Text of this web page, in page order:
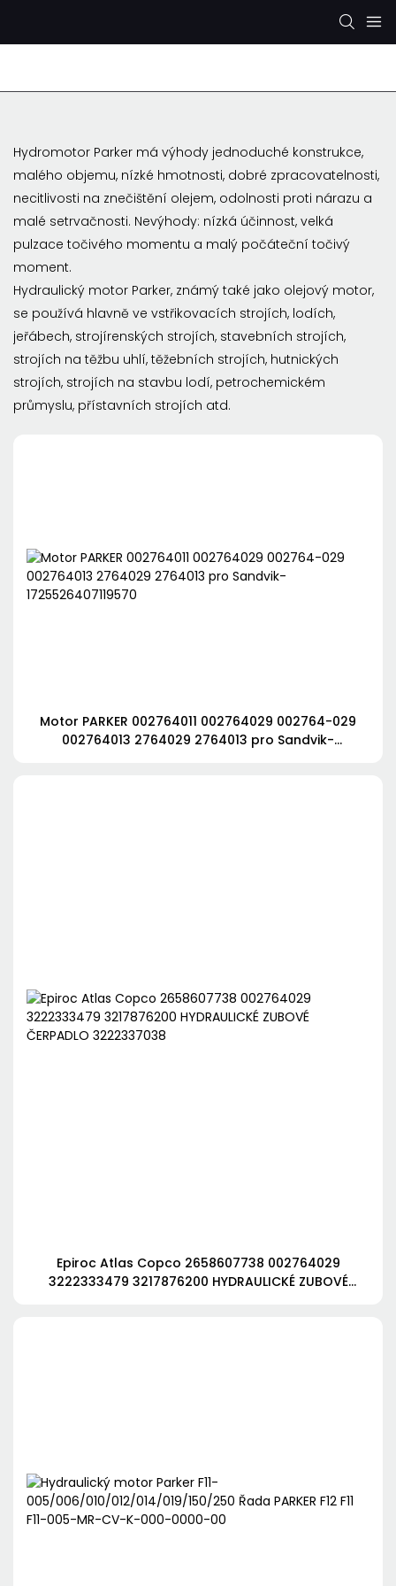
Hydromotor Parker má výhody jednoduché konstrukce,
malého objemu, nízké hmotnosti, dobré zpracovatelnosti,
necitlivosti na znečištění olejem, odolnosti proti nárazu a
malé setrvačnosti. Nevýhody: nízká účinnost, velká
pulzace točivého momentu a malý počáteční točivý
moment.
Hydraulický motor Parker, známý také jako olejový motor,
se používá hlavně ve vstřikovacích strojích, lodích,
jeřábech, strojírenských strojích, stavebních strojích,
strojích na těžbu uhlí, těžebních strojích, hutnických
strojích, strojích na stavbu lodí, petrochemickém
průmyslu, přístavních strojích atd.
Motor PARKER 002764011 002764029 002764-029
002764013 2764029 2764013 pro Sandvik-
Epiroc Atlas Copco 2658607738 002764029
3222333479 3217876200 HYDRAULICKÉ ZUBOVÉ